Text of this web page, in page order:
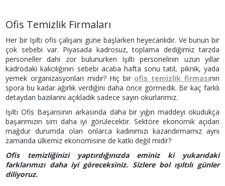
Ofis Temizlik Firmaları
Her bir Işıltı ofis çalışanı güne başlarken heyecanlıdır. Ve bunun bir
çok sebebi var. Piyasada kadrosuz, toplama dediğimiz tarzda
personeller dahi zor bulunurken Işıltı personelinin uzun yıllar
kadrodaki kalıcılığının sebebi acaba hafta sonu tatil, piknik, yada
yemek organizasyonları mıdır? Hiç bir ofis temizlik firmasının
spora bu kadar ağırlık verdiğini daha önce görmedik. Bir kaç farklı
detaydan bazılarını açıkladık sadece sayın okurlarımız.
Işıltı Ofis Başarısının arkasında daha bir yığın maddeyi okudukça
başarımızın sırrı daha iyi görülecektir. Sektöre ekonomik açıdan
mağdur durumda olan onlarca kadınımızı kazandırmamız aynı
zamanda ülkemiz ekonomisine de katkı değil midir?
Ofis temizliğinizi yaptırdığınızda eminiz ki yukarıdaki
farklarımızı daha iyi göreceksiniz. Sizlere bol ışıltılı günler
diliyoruz.